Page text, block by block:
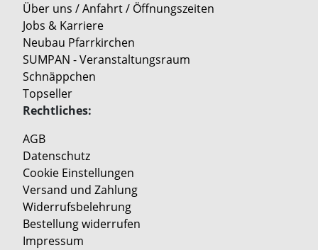
Über uns / Anfahrt / Öffnungszeiten
Jobs & Karriere
Neubau Pfarrkirchen
SUMPAN - Veranstaltungsraum
Schnäppchen
Topseller
Rechtliches:
AGB
Datenschutz
Cookie Einstellungen
Versand und Zahlung
Widerrufsbelehrung
Bestellung widerrufen
Impressum